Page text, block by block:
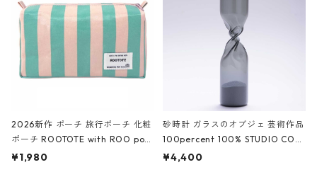
ーガンディー、オフホワイト
2026新作 ポーチ 旅行ポーチ 化粧
ポーチ ROOTOTE with ROO pou
ch 3532 ルートート WR.ポーチ.ラ
¥1,980
砂時計 ガラスのオブジェ 芸術作品
100percent 100% STUDIO COH
AKU Timeless 100パーセント ス
¥4,400